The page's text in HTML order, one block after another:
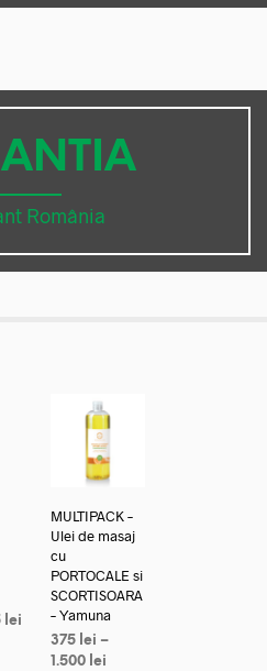
România
lei
MULTIPACK –
Ulei de masaj
cu
PORTOCALE si
SCORTISOARA
– Yamuna
375 lei –
1.500 lei